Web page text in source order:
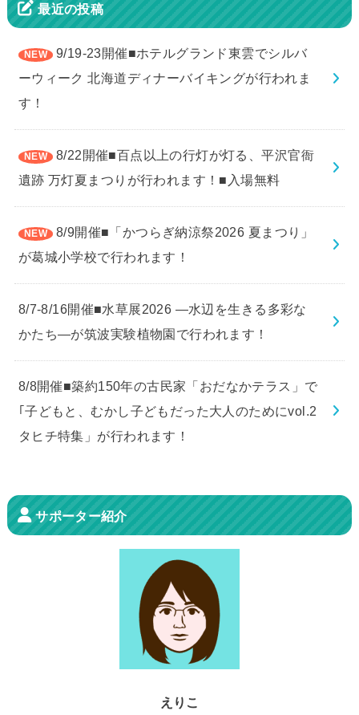
最近の投稿
9/19-23開催■ホテルグランド東雲でシルバ
ーウィーク 北海道ディナーバイキングが行われま
す！
8/22開催■百点以上の行灯が灯る、平沢官衙
遺跡 万灯夏まつりが行われます！■入場無料
8/9開催■「かつらぎ納涼祭2026 夏まつり」
が葛城小学校で行われます！
8/7-8/16開催■水草展2026 ―水辺を生きる多彩な
かたち―が筑波実験植物園で行われます！
8/8開催■築約150年の古民家「おだなかテラス」で
｢子どもと、むかし子どもだった大人のためにvol.2
タヒチ特集」が行われます！
サポーター紹介
えりこ